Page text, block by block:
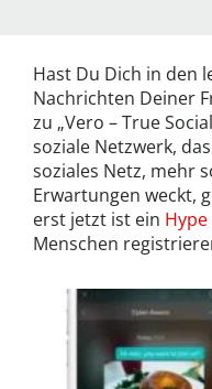
Hast Du Dich in den
Nachrichten Deiner
zu „Vero – True
soziale Netzwerk,
soziales Netz, mehr
Erwartungen weckt,
erst jetzt ist ein Hype
Menschen